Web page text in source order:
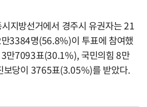
지방선거에서 경주시 유권자는 21
3384명(56.8%)이 투표에 참여했
3만7093표(30.1%), 국민의힘 8만
당이 3765표(3.05%)를 받았다.